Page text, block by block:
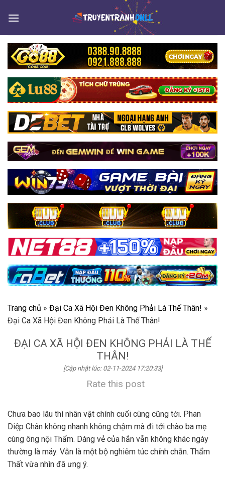
Trang chủ » Đại Ca Xã Hội Đen Không Phải Là Thế Thân! »
Đại Ca Xã Hội Đen Không Phải Là Thế Thân!
ĐẠI CA XÃ HỘI ĐEN KHÔNG PHẢI LÀ THẾ
THÂN!
[Cập nhật lúc: 02-11-2024 17:20:33]
Rate this post
Chưa bao lâu thì nhân vật chính cuối cùng cũng tới. Phan
Diệp Chân không nhanh không chậm mà đi tới chào ba mẹ
cùng ông nội Thẩm. Dáng vẻ của hắn vẫn không khác ngày
thường là máy. Vẫn là một bộ nghiêm túc chính chắn. Thẩm
Thất vừa nhìn đã ưng ý.